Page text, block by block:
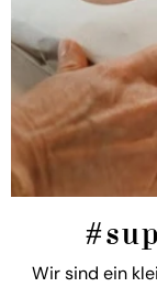
Wir sind ein